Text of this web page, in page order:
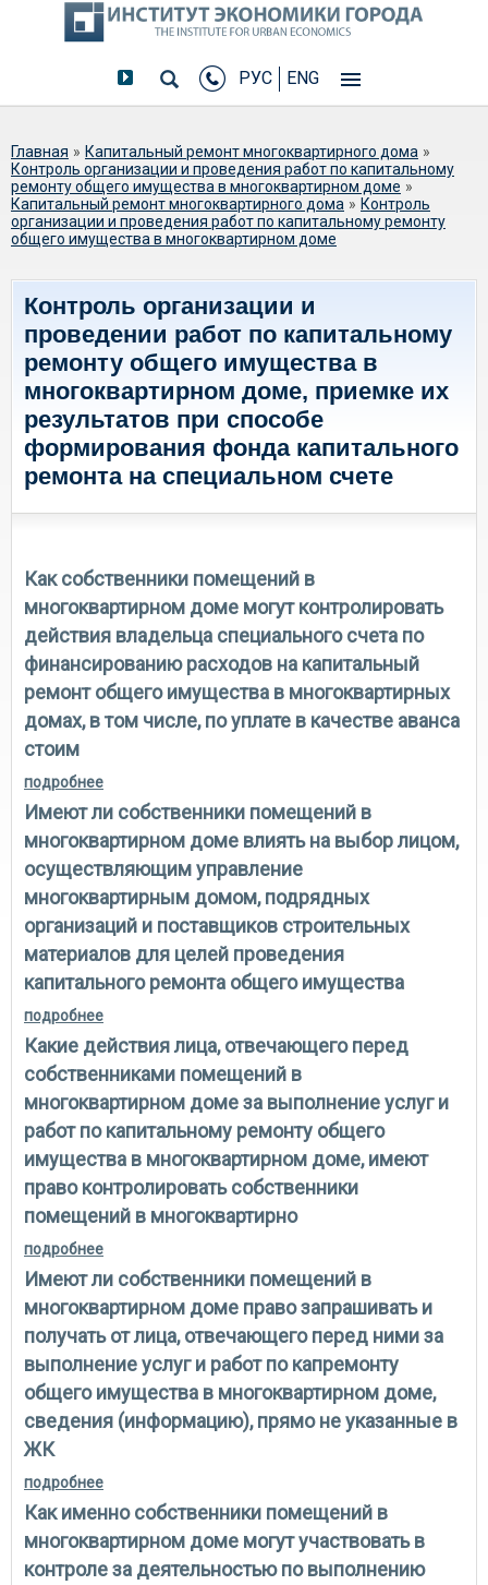
РУС ENG
Вы здесь
Главная » Капитальный ремонт многоквартирного дома »
Контроль организации и проведения работ по капитальному
ремонту общего имущества в многоквартирном доме »
Капитальный ремонт многоквартирного дома » Контроль
организации и проведения работ по капитальному ремонту
общего имущества в многоквартирном доме
Контроль организации и
проведении работ по капитальному
ремонту общего имущества в
многоквартирном доме, приемке их
результатов при способе
формирования фонда капитального
ремонта на специальном счете
Как собственники помещений в
многоквартирном доме могут контролировать
действия владельца специального счета по
финансированию расходов на капитальный
ремонт общего имущества в многоквартирных
домах, в том числе, по уплате в качестве аванса
стоим
подробнее
доме могут контролировать действия владельца
специального счета по финансированию расходов
на капитальный ремонт общего имущества в
многоквартирных домах, в том числе, по уплате в
качестве аванса стоим
Имеют ли собственники помещений в
многоквартирном доме влиять на выбор лицом,
осуществляющим управление
многоквартирным домом, подрядных
организаций и поставщиков строительных
материалов для целей проведения
капитального ремонта общего имущества
подробнее
осуществляющим управление многоквартирным
домом, подрядных организаций и поставщиков
строительных материалов для целей проведения
капитального ремонта общего имущества
Какие действия лица, отвечающего перед
собственниками помещений в
многоквартирном доме за выполнение услуг и
работ по капитальному ремонту общего
имущества в многоквартирном доме, имеют
право контролировать собственники
помещений в многоквартирно
подробнее
собственниками помещений в многоквартирном
доме за выполнение услуг и работ по капитальному
ремонту общего имущества в многоквартирном
доме, имеют право контролировать собственники
помещений в многоквартирно
Имеют ли собственники помещений в
многоквартирном доме право запрашивать и
получать от лица, отвечающего перед ними за
выполнение услуг и работ по капремонту
общего имущества в многоквартирном доме,
сведения (информацию), прямо не указанные в
ЖК
подробнее
многоквартирном доме право запрашивать и
получать от лица, отвечающего перед ними за
выполнение услуг и работ по капремонту общего
имущества в многоквартирном доме, сведения
(информацию), прямо не указанные в жк
Как именно собственники помещений в
многоквартирном доме могут участвовать в
контроле за деятельностью по выполнению